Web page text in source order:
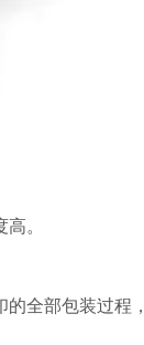
。
全部包装过程